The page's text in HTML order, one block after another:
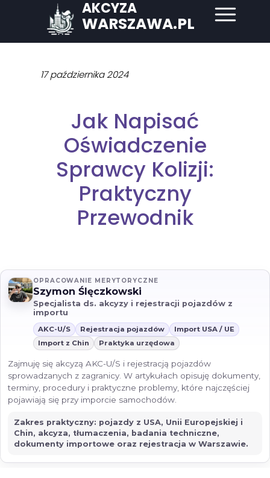
AKCYZA
WARSZAWA.PL
17 października 2024
Jak Napisać
Oświadczenie
Sprawcy Kolizji:
Praktyczny
Przewodnik
OPRACOWANIE MERYTORYCZNE
Szymon Ślęczkowski
Specjalista ds. akcyzy i rejestracji pojazdów z
importu
AKC-U/S Rejestracja pojazdów
Import USA / UE
Import z Chin
Praktyka urzędowa
Zajmuję się akcyzą AKC-U/S i rejestracją pojazdów
sprowadzanych z zagranicy. W artykułach opisuję dokumenty,
terminy, procedury i praktyczne problemy, które najczęściej
pojawiają się przy imporcie samochodów.
Zakres praktyczny: pojazdy z USA, Unii Europejskiej i
Chin, akcyza, tłumaczenia, badania techniczne,
dokumenty importowe oraz rejestracja w Warszawie.